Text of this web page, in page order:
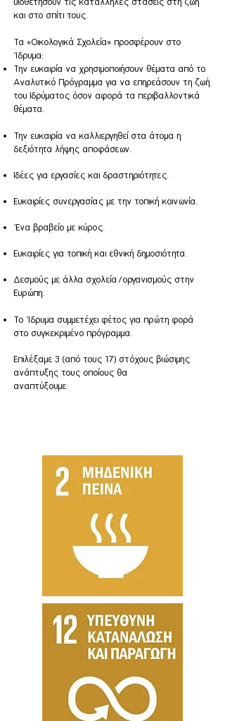
και στο σπίτι τους.
​Τα «Οικολογικά Σχολεία» προσφέρουν στο
Ίδρυμα:
Την ευκαιρία να χρησιμοποιήσουν θέματα από το
Αναλυτικό Πρόγραμμα για να επηρεάσουν τη ζωή
του Ιδρύματος όσον αφορά τα περιβαλλοντικά
θέματα.
Την ευκαιρία να καλλιεργηθεί στα άτομα η
δεξιότητα λήψης αποφάσεων.
Ιδέες για εργασίες και δραστηριότητες.
Ευκαιρίες συνεργασίας με την τοπική κοινωνία.
Ένα βραβείο με κύρος.
Ευκαιρίες για τοπική και εθνική δημοσιότητα.
Δεσμούς με άλλα σχολεία/οργανισμούς στην
Ευρώπη.
​Το Ίδρυμα συμμετέχει φέτος για πρώτη φορά
στο συγκεκριμένο πρόγραμμα.
Επιλέξαμε 3 (από τους 17) στόχους βιώσιμης
ανάπτυξης τους οποίους θα
αναπτύξουμε: